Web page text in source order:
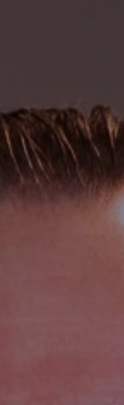
EN
sinds
België